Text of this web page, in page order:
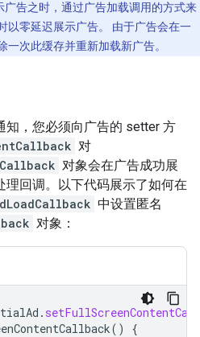
广告之时，通过广告加载调用的方式来
以零延迟展示广告。 由于广告会在一
次此缓存并重新加载新广告。
知，您必须向广告的 setter 方
对
对象会在广告成功展
回调。以下代码展示了如何在
中设置匿名
对象：
.
()
{